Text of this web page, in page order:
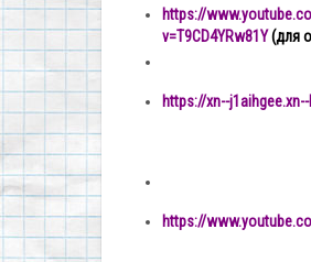
https://
v=T9CD4YRw81Y(для
https://xn--
https://